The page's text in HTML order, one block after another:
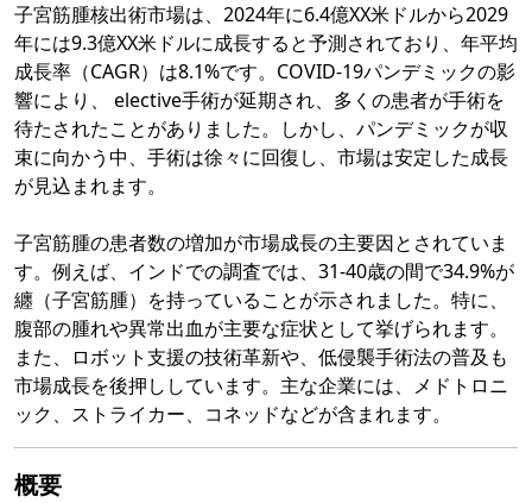
子宮筋腫核出術市場は、2024年に6.4億XX米ドルから2029
年には9.3億XX米ドルに成長すると予測されており、年平均
成長率（CAGR）は8.1%です。COVID-19パンデミックの影
響により、 elective手術が延期され、多くの患者が手術を
待たされたことがありました。しかし、パンデミックが収
束に向かう中、手術は徐々に回復し、市場は安定した成長
が見込まれます。
子宮筋腫の患者数の増加が市場成長の主要因とされていま
す。例えば、インドでの調査では、31-40歳の間で34.9%が
纏（子宮筋腫）を持っていることが示されました。特に、
腹部の腫れや異常出血が主要な症状として挙げられます。
また、ロボット支援の技術革新や、低侵襲手術法の普及も
市場成長を後押ししています。主な企業には、メドトロニ
ック、ストライカー、コネッドなどが含まれます。
概要